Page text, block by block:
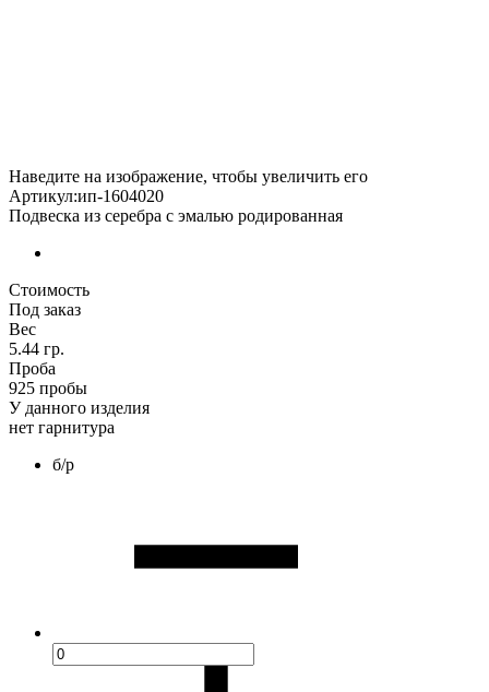
Наведите на изображение, чтобы увеличить его
Артикул:ип-1604020
Подвеска из серебра с эмалью родированная
Стоимость
Под заказ
Вес
5.44 гр.
Проба
925 пробы
У данного изделия
нет гарнитура
б/р